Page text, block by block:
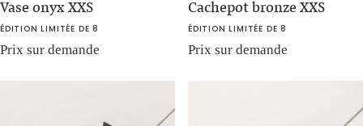
Vase onyx XXS
ÉDITION LIMITÉE DE 8
Prix sur demande
Cachepot bronze XXS
ÉDITION LIMITÉE DE 8
Prix sur demande